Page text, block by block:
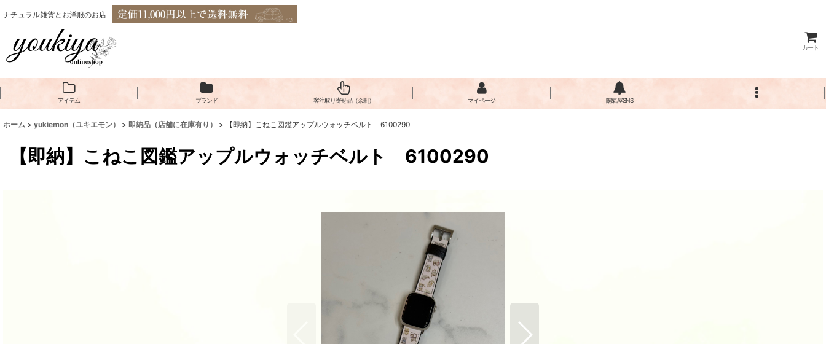
ナチュラル雑貨とお洋服のお店
カート
アイテム ブランド 客注取り寄せ品（余剰） マイページ 陽氣屋SNS
ホーム > yukiemon（ユキエモン） > 即納品（店舗に在庫有り） > 【即納】こねこ図鑑アップルウォッチベルト 6100290
【即納】こねこ図鑑アップルウォッチベルト 6100290